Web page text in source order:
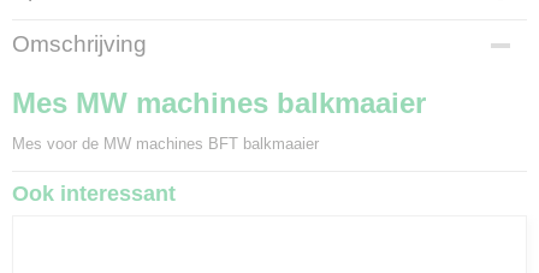
Bruto gewicht
0,15 Kg
Omschrijving
Mes MW machines balkmaaier
Mes voor de MW machines BFT balkmaaier
Ook interessant